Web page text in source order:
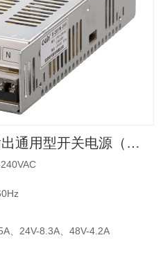
S-201W/250W单组输出通用型开关电源（老款）
、24V-8.3A、48V-4.2A